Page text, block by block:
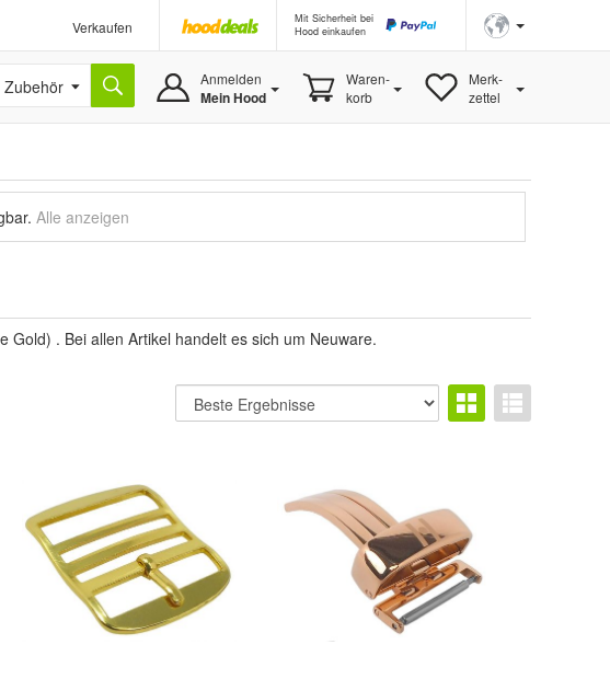
Verkaufen
Mit Sicherheit bei
Hood einkaufen
Zubehör Anmelden
Mein Hood
Waren-
korb
Merk-
zettel
Alle anzeigen
. Bei allen Artikel handelt es sich um Neuware.